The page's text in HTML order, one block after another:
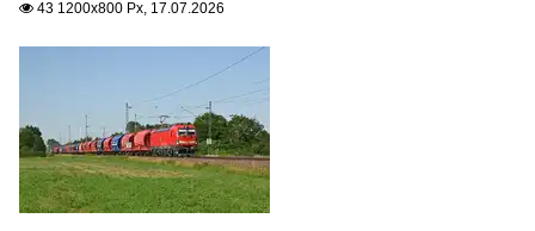
Elektrotriebzüge | 93 8x | ICE - IC
ICE 2 BR 402 · 5 402 · 5 805-808 Triebköpfe oder Züge
ICE T BR 411 · 5 411
Elektrotriebzüge | 94 80
0 442 BR 442 ·Talent 2· 'Hamsterbacke'
0 462 BR 462 ·Desiro HC RRX·
 43 1200x800 Px, 17.07.2026